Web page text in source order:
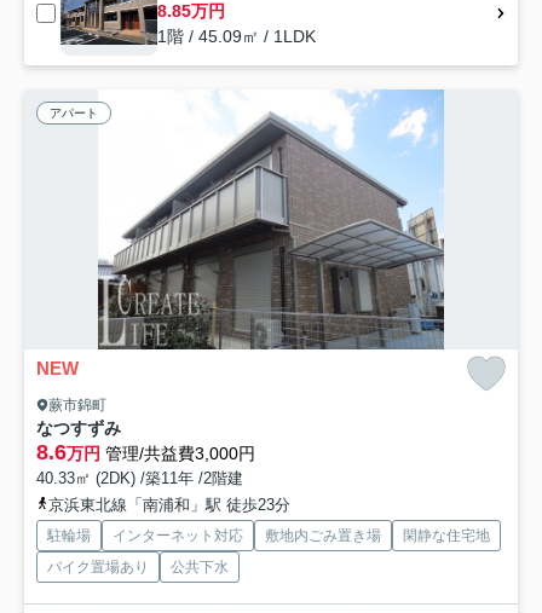
8.85万円
1階 / 45.09㎡ / 1LDK
アパート
NEW
蕨市錦町
なつすずみ
8.6万円 管理/共益費3,000円
40.33㎡ (2DK) /築11年 /2階建
京浜東北線「南浦和」駅 徒歩23分
駐輪場 インターネット対応 敷地内ごみ置き場
閑静な住宅地
バイク置場あり
公共下水